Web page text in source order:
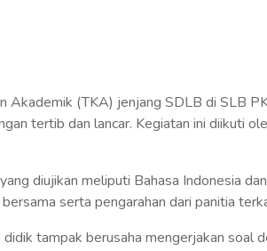
Akademik (TKA) jenjang SDLB di SLB
tertib dan lancar. Kegiatan ini diikuti
diujikan meliputi Bahasa Indonesia
serta pengarahan dari panitia
tampak berusaha mengerjakan soal